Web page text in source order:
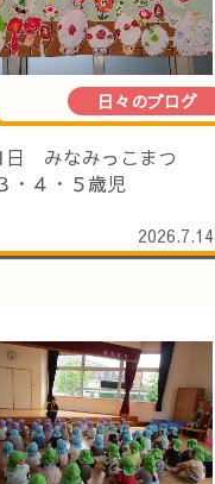
日々のブログ
日 みなみっこまつ
・４・５歳児
2026.7.14